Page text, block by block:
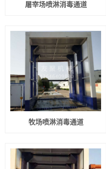
屠宰场喷淋消毒通道
牧场喷淋消毒通道